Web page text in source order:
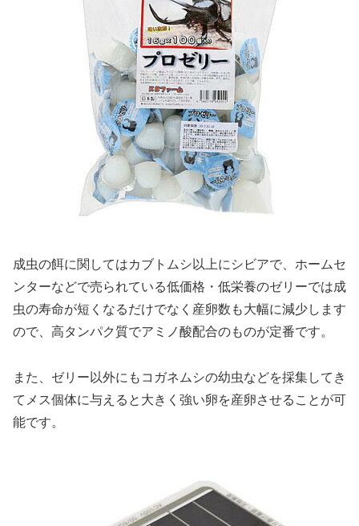
成虫の餌に関してはカブトムシ以上にシビアで、ホームセ
ンターなどで売られている低価格・低栄養のゼリーでは成
虫の寿命が短くなるだけでなく産卵数も大幅に減少します
ので、高タンパク質でアミノ酸配合のものが定番です。
また、ゼリー以外にもコガネムシの幼虫などを採集してき
てメス個体に与えると大きく強い卵を産卵させることが可
能です。